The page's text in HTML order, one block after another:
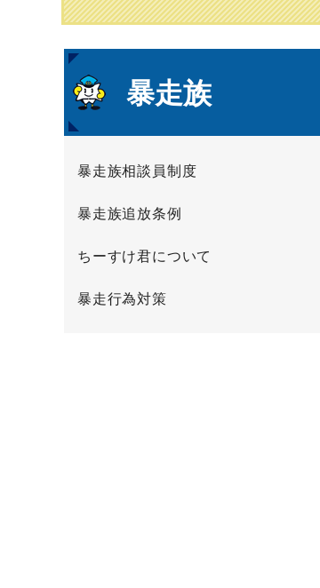
文
暴走族
暴走族相談員制度
暴走族追放条例
ちーすけ君について
暴走行為対策